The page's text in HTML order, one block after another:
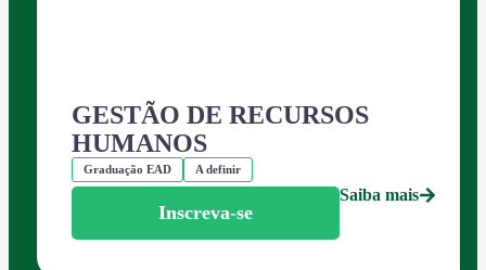
GESTÃO DE RECURSOS
HUMANOS
Graduação EAD A definir
Inscreva-se
Saiba mais